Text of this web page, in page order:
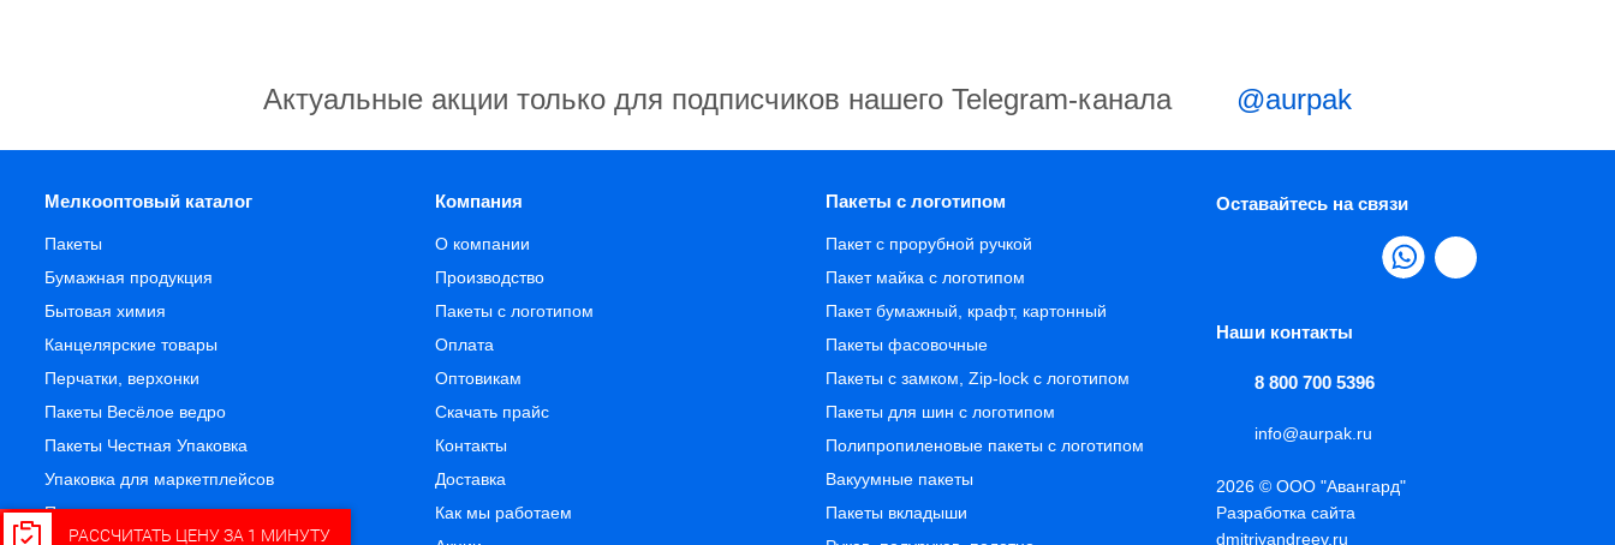
Актуальные акции только для подписчиков нашего Telegram-канала @aurpak
Мелкооптовый каталог
Пакеты
Бумажная продукция
Бытовая химия
Канцелярские товары
Перчатки, верхонки
Пакеты Весёлое ведро
Пакеты Честная Упаковка
Упаковка для маркетплейсов
Пленка упаковочная
Компания
О компании
Производство
Пакеты с логотипом
Оплата
Оптовикам
Скачать прайс
Контакты
Доставка
Как мы работаем
Пакеты с логотипом
Пакет с прорубной ручкой
Пакет майка с логотипом
Пакет бумажный, крафт, картонный
Пакеты фасовочные
Пакеты с замком, Zip-lock с логотипом
Пакеты для шин с логотипом
Полипропиленовые пакеты с логотипом
Вакуумные пакеты
Пакеты вкладыши
Оставайтесь на связи
Наши контакты
8 800 700 5396
info@aurpak.ru
2026 © ООО "Авангард"
Разработка сайта
dmitriyandreev.ru
РАССЧИТАТЬ ЦЕНУ ЗА 1 МИНУТУ